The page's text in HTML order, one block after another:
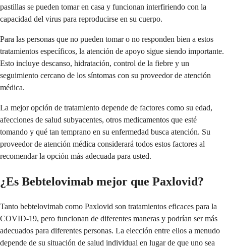
pastillas se pueden tomar en casa y funcionan interfiriendo con la
capacidad del virus para reproducirse en su cuerpo.
Para las personas que no pueden tomar o no responden bien a estos
tratamientos específicos, la atención de apoyo sigue siendo importante.
Esto incluye descanso, hidratación, control de la fiebre y un
seguimiento cercano de los síntomas con su proveedor de atención
médica.
La mejor opción de tratamiento depende de factores como su edad,
afecciones de salud subyacentes, otros medicamentos que esté
tomando y qué tan temprano en su enfermedad busca atención. Su
proveedor de atención médica considerará todos estos factores al
recomendar la opción más adecuada para usted.
¿Es Bebtelovimab mejor que Paxlovid?
Tanto bebtelovimab como Paxlovid son tratamientos eficaces para la
COVID-19, pero funcionan de diferentes maneras y podrían ser más
adecuados para diferentes personas. La elección entre ellos a menudo
depende de su situación de salud individual en lugar de que uno sea